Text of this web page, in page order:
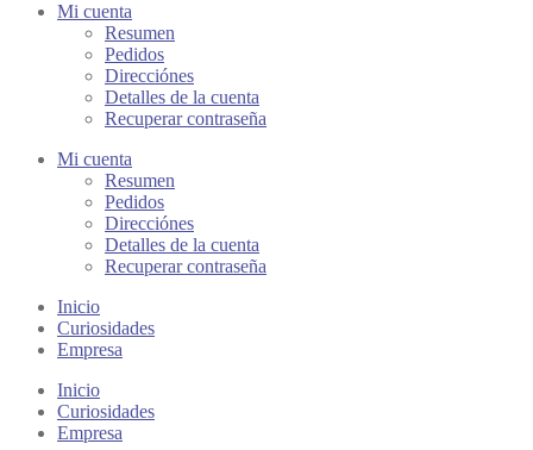
Mi cuenta
Resumen
Pedidos
Direcciónes
Detalles de la cuenta
Recuperar contraseña
Mi cuenta
Resumen
Pedidos
Direcciónes
Detalles de la cuenta
Recuperar contraseña
Inicio
Curiosidades
Empresa
Inicio
Curiosidades
Empresa